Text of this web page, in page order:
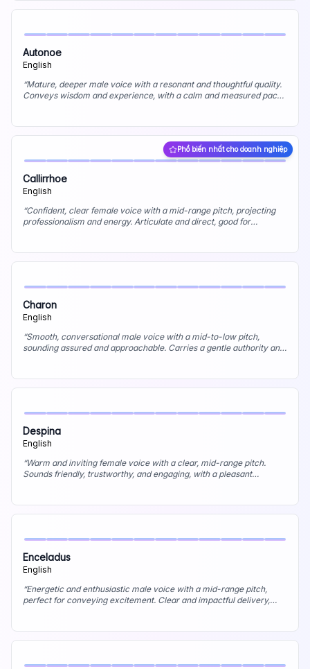
Autonoe
English
“Mature, deeper male voice with a resonant and thoughtful quality.
Conveys wisdom and experience, with a calm and measured pace.
Phổ biến nhất cho doanh nghiệp
Callirrhoe
English
“Confident, clear female voice with a mid-range pitch, projecting
professionalism and energy. Articulate and direct, good for
Charon
English
“Smooth, conversational male voice with a mid-to-low pitch,
sounding assured and approachable. Carries a gentle authority and
Despina
English
“Warm and inviting female voice with a clear, mid-range pitch.
Sounds friendly, trustworthy, and engaging, with a pleasant
Enceladus
English
“Energetic and enthusiastic male voice with a mid-range pitch,
perfect for conveying excitement. Clear and impactful delivery,